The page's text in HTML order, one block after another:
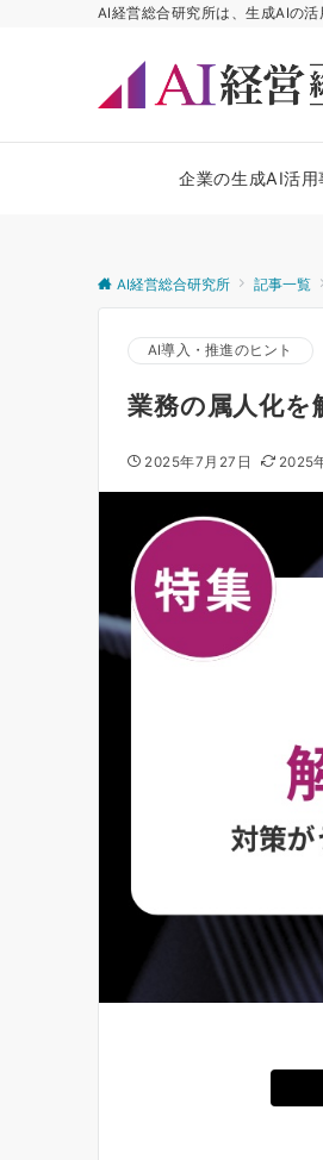
AI経営総合研究所は、生成AIの
企業の生成AI活用
AI経営総合研究所 記事一覧
AI導入・推進のヒント
業務の属人化を
2025年7月27日 2025